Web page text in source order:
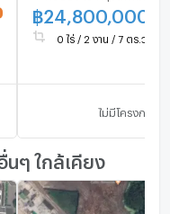
หน้ากว้าง ติดถนนสาธ
฿24,800,000
0 ไร่ / 2 งาน / 7 ตร.ว.
ไม่มีโครงการ
นๆ ใกล้เคียง